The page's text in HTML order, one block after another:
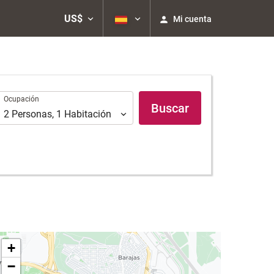
US$ Mi cuenta
Ocupación
Ocupación
2 Personas, 1 Habitación Buscar
+
−